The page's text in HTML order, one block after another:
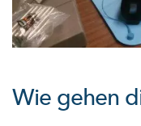
Wie gehen